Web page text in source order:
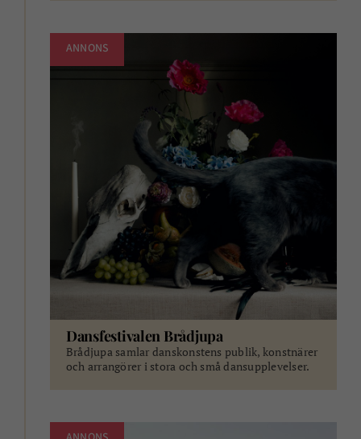
ANNONS
Dansfestivalen Brådjupa
Brådjupa samlar danskonstens publik, konstnärer
och arrangörer i stora och små dansupplevelser.